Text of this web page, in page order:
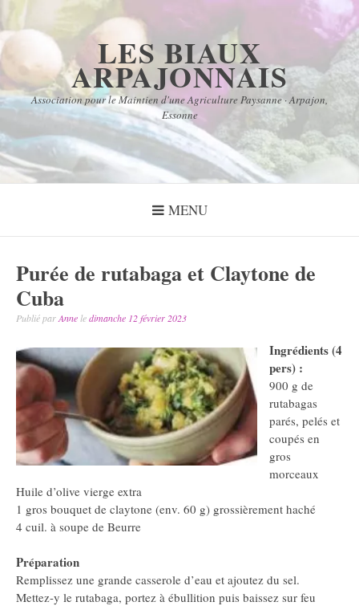
Aller
au
contenu
LES BIAUX
ARPAJONNAIS
Association pour le Maintien d'une Agriculture Paysanne · Arpajon,
Essonne
MENU
Purée de rutabaga et Claytone de
Cuba
Publié parAnneledimanche 12 février 2023
Ingrédients (4
pers) :
900 g de
rutabagas
parés, pelés et
coupés en
gros
morceaux
Huile d’olive vierge extra
1 gros bouquet de claytone (env. 60 g) grossièrement haché
4 cuil. à soupe de Beurre
Préparation
Remplissez une grande casserole d’eau et ajoutez du sel.
Mettez-y le rutabaga, portez à ébullition puis baissez sur feu